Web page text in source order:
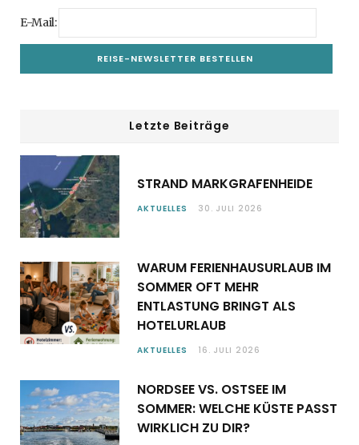
E-Mail:
Letzte Beiträge
STRAND MARKGRAFENHEIDE
AKTUELLES 30. JULI 2026
WARUM FERIENHAUSURLAUB IM
SOMMER OFT MEHR
ENTLASTUNG BRINGT ALS
HOTELURLAUB
AKTUELLES 16. JULI 2026
NORDSEE VS. OSTSEE IM
SOMMER: WELCHE KÜSTE PASST
WIRKLICH ZU DIR?